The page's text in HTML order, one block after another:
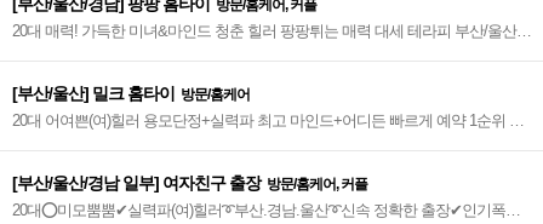
방문/홈케어, 커플
20대 매력! 가득한 미녀&마인드 청춘 힐러 팡팡튀는 매력 대세 테라피 부산/울산/
[부산/울산] 밀크 홈타이
방문/홈케어
20대 어여쁜(여)힐러 용모단정+실력파 최고 마인드+어디든 빠르게 예약 1순위 타
[부산/울산/경남 일부] 여자친구 출장 방문/홈케어, 커플
20대⭕미모뿜뿜✔실력파(여)힐러➰부산.경남.울산➰신속 정확한 출장✔인기폭발